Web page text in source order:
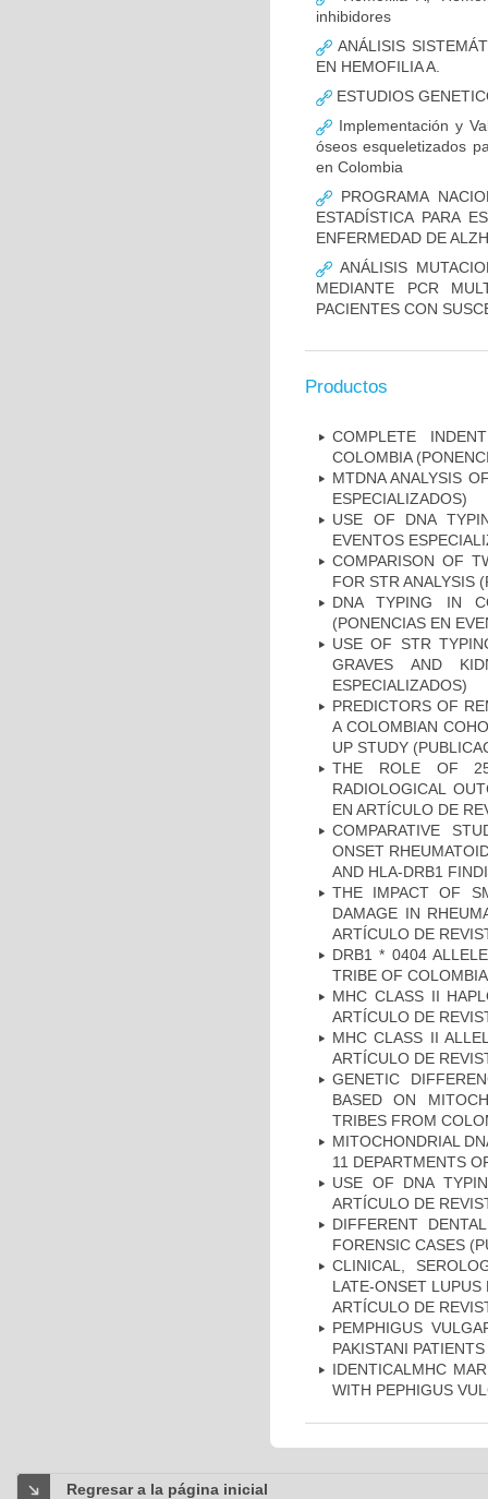
inhibidores
ANÁLISIS
EN HEMOFILIA A.
ESTUDIOS
Implementación y
óseos esqueletizados
en Colombia
PROGRAMA
ESTADÍSTICA PARA
ENFERMEDAD DE
ANÁLISIS
MEDIANTE PCR
PACIENTES CON
Productos
COMPLETE
COLOMBIA
MTDNA ANALYSIS
ESPECIALIZADOS)
USE OF DNA
EVENTOS
COMPARISON OF
FOR STR ANALYSIS
DNA TYPING IN
(PONENCIAS EN
USE OF STR
GRAVES AND
ESPECIALIZADOS)
PREDICTORS OF
A COLOMBIAN
UP STUDY
THE ROLE OF
RADIOLOGICAL
EN ARTÍCULO DE
COMPARATIVE
ONSET
AND HLA-DRB1
THE IMPACT OF
DAMAGE IN
ARTÍCULO DE
DRB1 * 0404
TRIBE OF
MHC CLASS II
ARTÍCULO DE
MHC CLASS II
ARTÍCULO DE
GENETIC
BASED ON
TRIBES FROM
MITOCHONDRIAL
11 DEPARTMENTS
USE OF DNA
ARTÍCULO DE
DIFFERENT
FORENSIC CASES
CLINICAL,
LATE-ONSET
ARTÍCULO DE
PEMPHIGUS
PAKISTANI
IDENTICALMHC
WITH PEPHIGUS
Regresar a la página inicial